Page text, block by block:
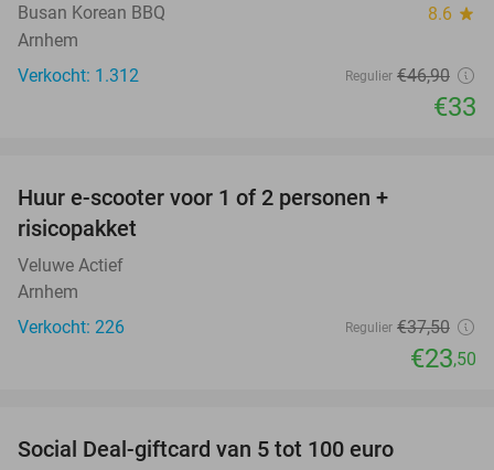
Busan Korean BBQ 8.6 star
Arnhem
Verkocht: 1.312
Regulier €46,90
€33
Huur e-scooter voor 1 of 2 personen +
risicopakket
Veluwe Actief
Arnhem
Verkocht: 226
Regulier €37,50
€23,50
Social Deal-giftcard van 5 tot 100 euro